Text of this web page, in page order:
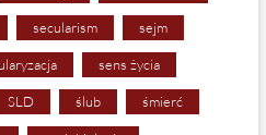
secularism sejm
sens życia
SLD ślub śmierć